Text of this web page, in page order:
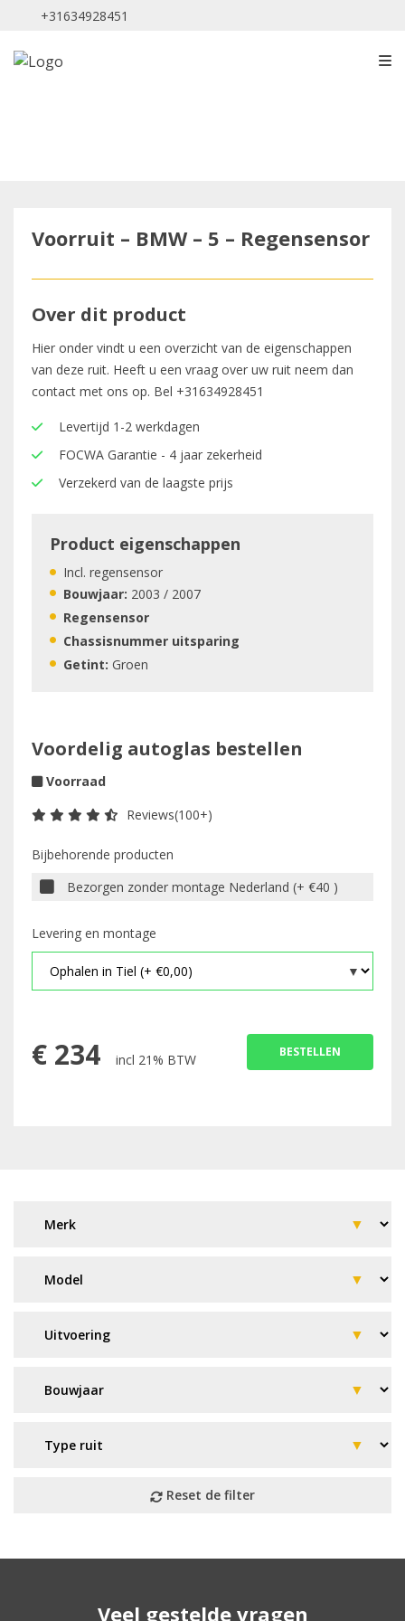
+31634928451
Voorruit – BMW – 5 – Regensensor
Over dit product
Hier onder vindt u een overzicht van de eigenschappen
van deze ruit. Heeft u een vraag over uw ruit neem dan
contact met ons op. Bel +31634928451
Levertijd 1-2 werkdagen
FOCWA Garantie - 4 jaar zekerheid
Verzekerd van de laagste prijs
Product eigenschappen
Incl. regensensor
Bouwjaar: 2003 / 2007
Regensensor
Chassisnummer uitsparing
Getint: Groen
Voordelig autoglas bestellen
Voorraad
Reviews(100+)
Bijbehorende producten
Bezorgen zonder montage Nederland (+ €40 )
Levering en montage
€ 234 incl 21% BTW BESTELLEN
Veel gestelde vragen